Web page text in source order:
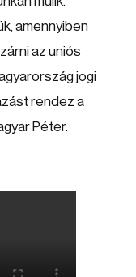
amennyiben
az uniós
jogi
rendez a
Péter.